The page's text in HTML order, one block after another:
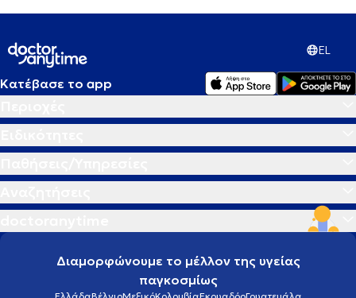
EL
Κατέβασε το app
Διαμορφώνουμε το μέλλον της υγείας
παγκοσμίως